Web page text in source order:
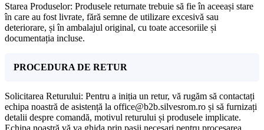
Starea Produselor: Produsele returnate trebuie să fie în aceeași stare
în care au fost livrate, fără semne de utilizare excesivă sau
deteriorare, și în ambalajul original, cu toate accesoriile și
documentația incluse.
PROCEDURA DE RETUR
Solicitarea Returului: Pentru a iniția un retur, vă rugăm să contactați
echipa noastră de asistență la office@b2b.silvesrom.ro și să furnizați
detalii despre comandă, motivul returului și produsele implicate.
Echipa noastră vă va ghida prin pașii necesari pentru procesarea